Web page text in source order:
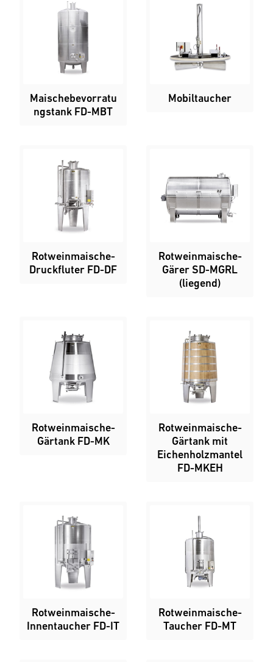
Maischebevorratu
ngstank FD-MBT
Mobiltaucher
Rotweinmaische-
Druckfluter FD-DF
Rotweinmaische-
Gärer SD-MGRL
(liegend)
Rotweinmaische-
Gärtank FD-MK
Rotweinmaische-
Gärtank mit
Eichenholzmantel
FD-MKEH
Rotweinmaische-
Innentaucher FD-IT
Rotweinmaische-
Taucher FD-MT